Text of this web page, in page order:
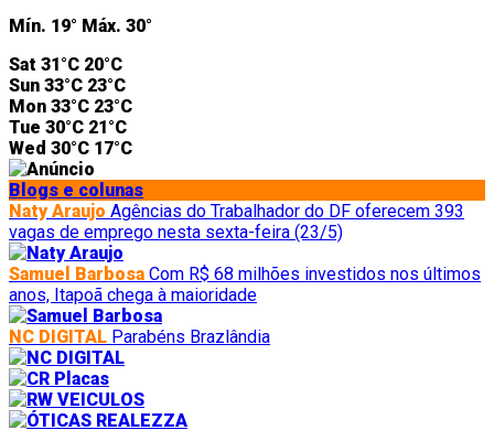
Mín. 19° Máx. 30°
Sat 31°C 20°C
Sun 33°C 23°C
Mon 33°C 23°C
Tue 30°C 21°C
Wed 30°C 17°C
Blogs e colunas
Naty Araujo Agências do Trabalhador do DF oferecem 393
vagas de emprego nesta sexta-feira (23/5)
Samuel Barbosa Com R$ 68 milhões investidos nos últimos
anos, Itapoã chega à maioridade
NC DIGITAL Parabéns Brazlândia